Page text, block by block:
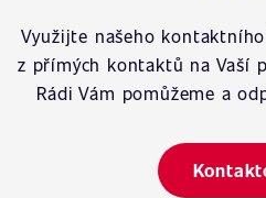
Využijte našeho
z přímých kontaktů na Vaší
Rádi Vám pomůžeme a